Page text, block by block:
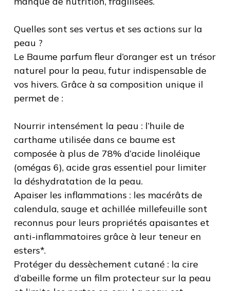
Quelles sont ses vertus et ses actions sur la
peau ?
Le Baume parfum fleur d’oranger est un trésor
naturel pour la peau, futur indispensable de
vos hivers. Grâce à sa composition unique il
permet de :
Nourrir intensément la peau : l’huile de
carthame utilisée dans ce baume est
composée à plus de 78% d’acide linoléique
(omégas 6), acide gras essentiel pour limiter
la déshydratation de la peau.
Apaiser les inflammations : les macérâts de
calendula, sauge et achillée millefeuille sont
reconnus pour leurs propriétés apaisantes et
anti-inflammatoires grâce à leur teneur en
esters*.
Protéger du dessèchement cutané : la cire
d’abeille forme un film protecteur sur la peau